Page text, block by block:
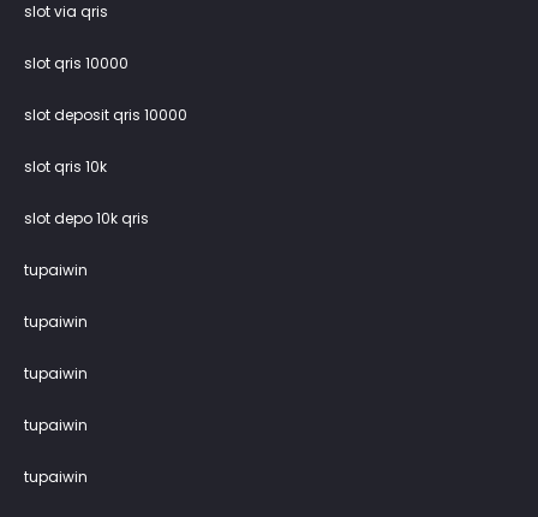
slot via qris
slot qris 10000
slot deposit qris 10000
slot qris 10k
slot depo 10k qris
tupaiwin
tupaiwin
tupaiwin
tupaiwin
tupaiwin